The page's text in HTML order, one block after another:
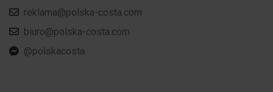
reklama@polska-costa.com
biuro@polska-costa.com
@polskacosta